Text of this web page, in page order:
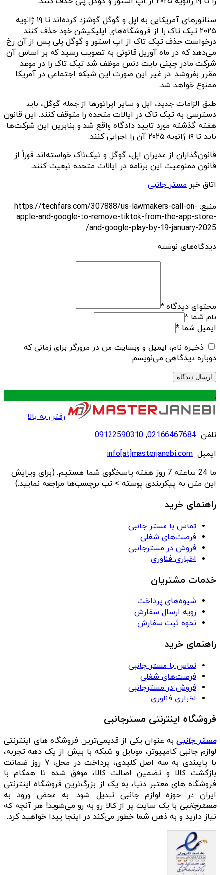
سناتورهای آمریکایی به اپل و گوگل گوشزد کرده‌اند تا ۱۹ ژانویه
۲۰۲۵ تیک تاک را از فروشگاه‌های اپلیکیشن خود حذف کنند.
درخواست حذف تیک تاک از اپ استور و گوگل پلی پس از آن رخ
می‌دهد که در ماه آوریل قانونی به تصویب رسید که بر اساس آن
شرکت مادر چینی بایت دنس موظف شد تیک تاک را در موعد
مقرر بفروشد. در غیر این صورت این شبکه اجتماعی در آمریکا
ممنوع خواهد شد.
طبق الزامات جدید، اپل و سایر اپراتورها از جمله گوگل، باید
دسترسی به تیک تاک در ایالات متحده را متوقف کنند. این قانون
هفته گذشته مورد تایید دادگاه واقع شد و بنابرین این شرکت‌ها
باید تا ۱۹ ژانویه ۲۰۲۵ آن را اجرایی کنند.
قانون‌گذاران از مدیران اپل، گوگل و تیک‌تاک خواسته‌اند فوراً از
قانون ممنوعیت این برنامه در ایالات متحده تبعیت کنند.
اتاق خبر مستر جانبی
منبع: https://techfars.com/307888/us-lawmakers-call-on-
apple-and-google-to-remove-tiktok-from-the-app-store-
and-google-play-by-19-january-2025/
دیدگاه‌های نوشته
محتوای دیدگاه *
نام شما *
ایمیل شما *
ذخیره نام، ایمیل و وبسایت من در مرورگر برای زمانی که
دوباره دیدگاهی می‌نویسم.
.
رفتن به بالا
تلفن 02166467684
,
09122590310
ایمیل info[at]masterjanebi.com
ما 24 ساعته 7 روز هفته پاسخگوی شما هستیم. (برای ویرایش
این متن به پیکربندی پوسته > تب برچسب‌ها مراجعه نمایید.)
راهنمای خرید
تماس با مستر جانبی
فرصت‌های شغلی
فروش در مسترجانبی
اخباری فناوری
خدمات مشتریان
شیوه‌های پرداخت
رویه ارسال سفارش
نحوه ثبت سفارش
راهنمای خرید
تماس با مستر جانبی
فرصت‌های شغلی
فروش در مسترجانبی
اخباری فناوری
فروشگاه اینترنتی مسترجانبی
مستر جانبیبه عنوان یکی از قدیمی‌ترین فروشگاه های اینترنتی
لوازم جانبی کامپیوتر، موبایل و شبکه با بیش از یک دهه تجربه،
با پایبندی به سه اصل کلیدی، پرداخت در محل، ۷ روز ضمانت
بازگشت کالا و تضمین اصالت کالا، موفق شده تا همگام با
فروشگاه‌ های معتبر دنیا، به یک از بزرگ‌ترین فروشگاه اینترنتی
ایران در حوزه لوازم جانبی تبدیل شود. به محض ورود به
مسترجانبی با یک سایت پر از کالا رو به رو می‌شوید! هر آنچه که
نیاز دارید و به ذهن شما خطور می‌کند در اینجا پیدا خواهید کرد.